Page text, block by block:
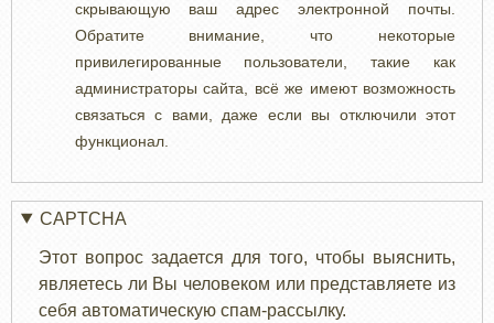
скрывающую ваш адрес электронной почты.
Обратите внимание, что некоторые
привилегированные пользователи, такие как
администраторы сайта, всё же имеют возможность
связаться с вами, даже если вы отключили этот
функционал.
CAPTCHA
Этот вопрос задается для того, чтобы выяснить,
являетесь ли Вы человеком или представляете из
себя автоматическую спам-рассылку.